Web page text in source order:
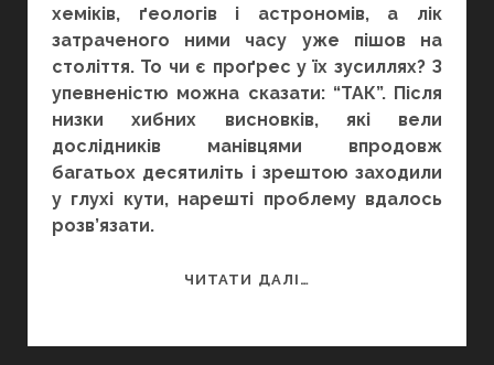
хеміків, ґеологів і астрономів, а лік
затраченого ними часу уже пішов на
століття. То чи є проґрес у їх зусиллях? З
упевненістю можна сказати: “ТАК”. Після
низки хибних висновків, які вели
дослідників манівцями впродовж
багатьох десятиліть і зрештою заходили
у глухі кути, нарешті проблему вдалось
розв’язати.
ЧИТАТИ ДАЛІ…